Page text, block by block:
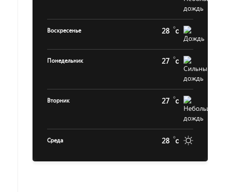
Воскресенье 28 c
Понедельник 27 c
Вторник 27 c
Среда 28 c